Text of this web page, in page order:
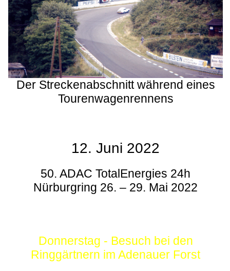
Der Streckenabschnitt während eines
Tourenwagenrennens
12. Juni 2022
50. ADAC TotalEnergies 24h
Nürburgring 26. – 29. Mai 2022
Donnerstag - Besuch bei den
Ringgärtnern im Adenauer Forst